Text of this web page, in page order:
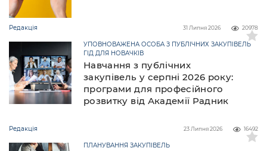
Редакція 20978
31 Липня 2026
Навчання з публічних
закупівель у серпні 2026 року:
програми для професійного
розвитку від Академії Радник
УПОВНОВАЖЕНА ОСОБА З ПУБЛІЧНИХ ЗАКУПІВЕЛЬ
ГІД ДЛЯ НОВАЧКІВ
Редакція 16492
23 Липня 2026
ПЛАНУВАННЯ ЗАКУПІВЕЛЬ